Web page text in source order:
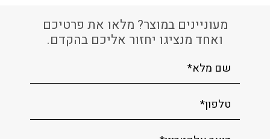
מעוניינים במוצר? מלאו את פרטיכם
ואחד מנציגו יחזור אליכם בהקדם.